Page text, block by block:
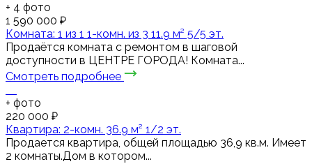
+ 4 фото
1 590 000 ₽
Комната: 1 из 1 1-комн. из 3 11.9 м² 5/5 эт.
Продаётся комната с ремонтом в шаговой
доступности в ЦЕНТРЕ ГОРОДА! Комната...
Смотреть подробнее
+ фото
220 000 ₽
Квартира: 2-комн. 36.9 м² 1/2 эт.
Продается квартира, общей площадью 36,9 кв.м. Имеет
2 комнаты.Дом в котором...